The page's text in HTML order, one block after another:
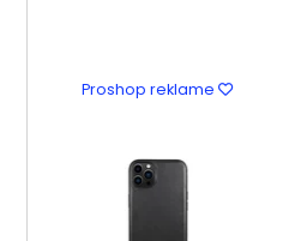
Proshop reklame